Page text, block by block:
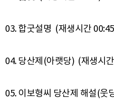
03. 합굿설명 (재생시간
04. 당산제(아랫당) (재생시
05. 이보형씨 당산제 해설(